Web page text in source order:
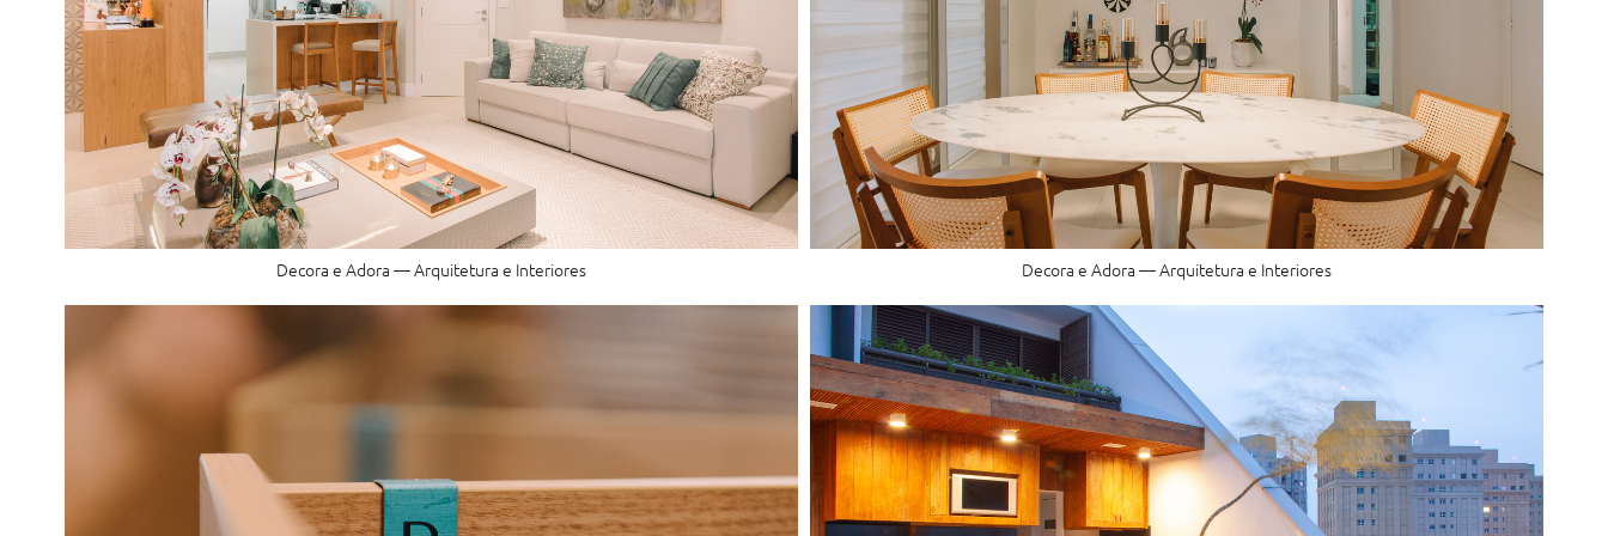
Decora e Adora — Arquitetura e Interiores Decora e Adora — Arquitetura e Interiores